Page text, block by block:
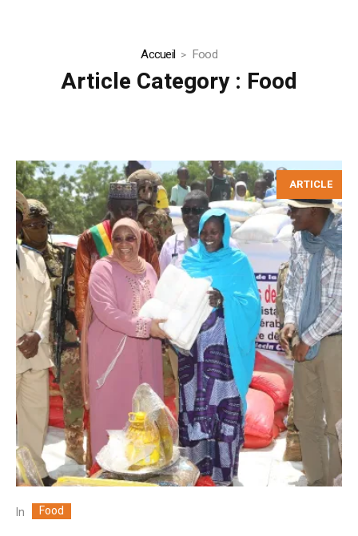
Accueil Food
Article Category : Food
ARTICLE
In Food